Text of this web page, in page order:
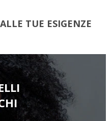
TUE ESIGENZE